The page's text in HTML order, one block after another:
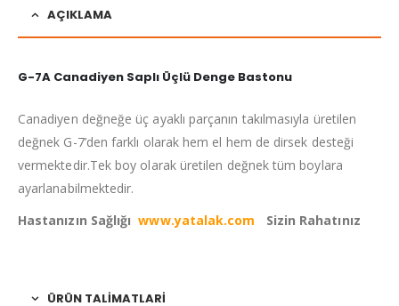
AÇIKLAMA
G-7A Canadiyen Saplı Üçlü Denge Bastonu
Canadiyen değneğe üç ayaklı parçanın takılmasıyla üretilen
değnek G-7’den farklı olarak hem el hem de dirsek desteği
vermektedir.Tek boy olarak üretilen değnek tüm boylara
ayarlanabilmektedir.
Hastanızın Sağlığı www.yatalak.com Sizin Rahatınız
ÜRÜN TALIMATLARI